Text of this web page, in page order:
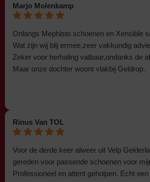
Marjo Molenkamp
Onlangs Mephisto schoenen en Xensible
Wat zijn wij blij ermee,zeer vakkundig
Zeker voor herhaling vatbaar,ondanks de
Maar onze dochter woont vlakbij Geldrop.
Rinus Van TOL
Voor de derde keer alweer uit Velp
gereden voor passende schoenen voor
Professioneel en attent geholpen. Echt